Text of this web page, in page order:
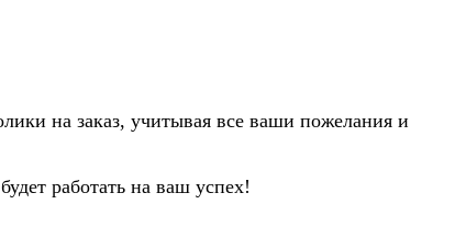
на заказ, учитывая все ваши пожелания и
работать на ваш успех!